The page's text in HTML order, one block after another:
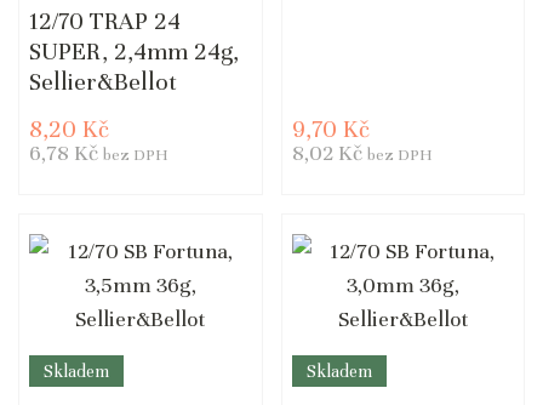
12/70 TRAP 24
SUPER, 2,4mm 24g,
Sellier&Bellot
8,20 Kč
6,78 Kč bez DPH
9,70 Kč
8,02 Kč bez DPH
Skladem Skladem